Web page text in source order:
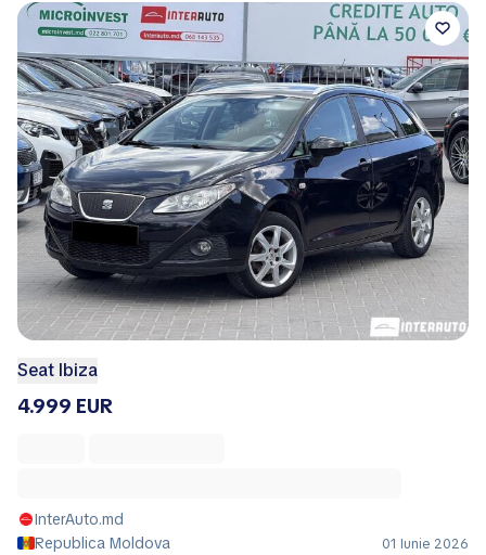
Seat Ibiza
4.999 EUR
InterAuto.md
Republica Moldova
01 Iunie 2026